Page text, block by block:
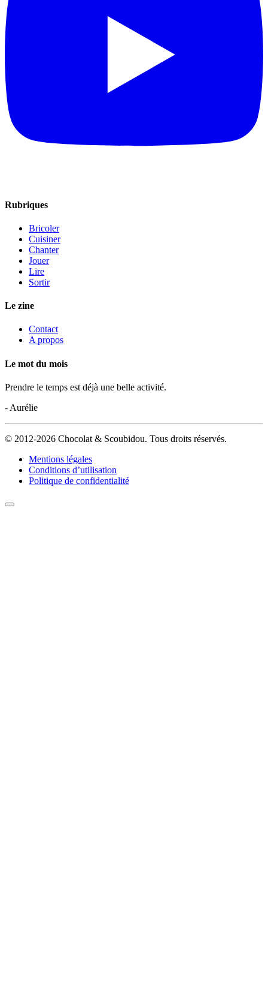
Rubriques
Bricoler
Cuisiner
Chanter
Jouer
Lire
Sortir
Le zine
Contact
A propos
Le mot du mois
Prendre le temps est déjà une belle activité.
- Aurélie
© 2012-2026 Chocolat & Scoubidou. Tous droits réservés.
Mentions légales
Conditions d’utilisation
Politique de confidentialité